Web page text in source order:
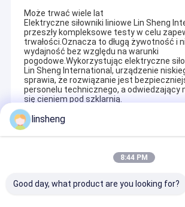
Może trwać wiele lat
Elektryczne siłowniki liniowe Lin Sheng
przeszły kompleksowe testy w celu
trwałości.Oznacza to długą żywotność i
wydajność bez względu na warunki
pogodowe.Wykorzystując elektryczne
Lin Sheng International, urządzenie
sprawia, że rozwiązanie jest
personelu technicznego, a odwiedzający
się cieniem pod szklarnią.
Polecane Produkty
linsheng
8:44 PM
Good day, what product are you looking for?